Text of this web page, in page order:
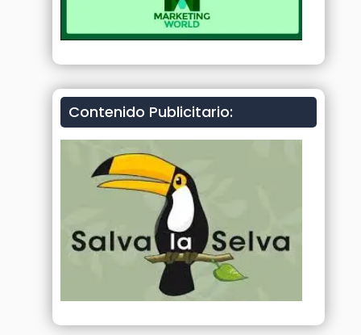
Contenido Publicitario: